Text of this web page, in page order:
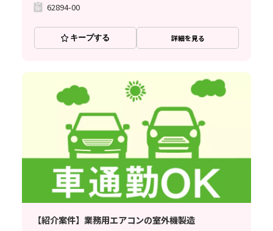
62894-00
キープする 詳細を見る
【紹介案件】業務用エアコンの室外機製造